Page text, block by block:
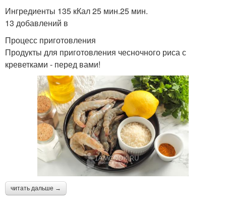
Ингредиенты 135 кКал 25 мин.25 мин.
13 добавлений в
Процесс приготовления
Продукты для приготовления чесночного риса с
креветками - перед вами!
читать дальше →